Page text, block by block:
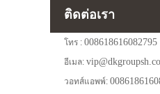
ติดต่อเรา
โทร : 008618616082795
อีเมล:
วอทส์แอพพ์: